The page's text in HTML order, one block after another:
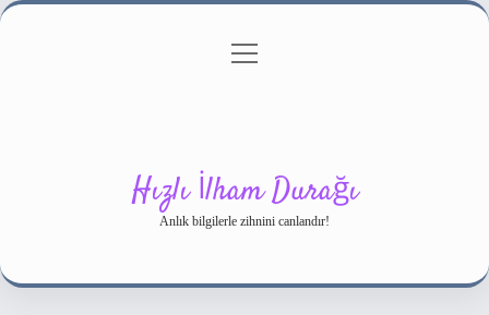
Gizlilik Politikası
menüyü
Hızlı İlham Durağı
Anlık bilgilerle zihnini canlandır!